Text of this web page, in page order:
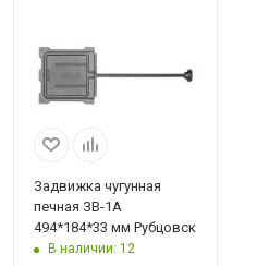
Задвижка чугунная
печная ЗВ-1А
494*184*33 мм Рубцовск
В наличии: 12